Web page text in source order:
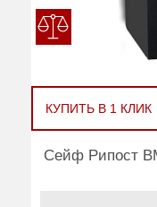
КУПИТЬ В 1 КЛИК
Сейф Рипост